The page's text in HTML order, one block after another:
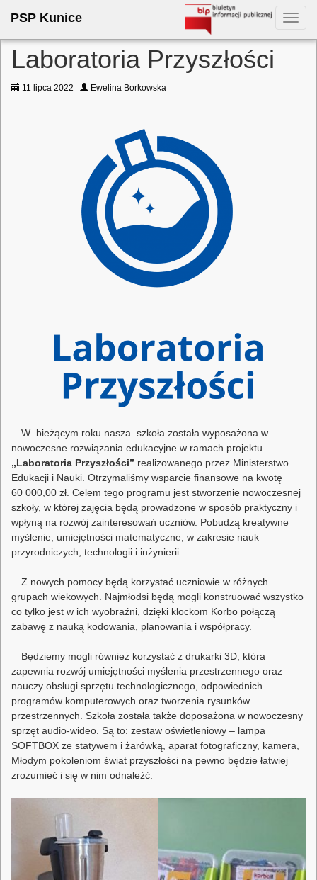
PSP Kunice
Laboratoria Przyszłości
11 lipca 2022 Ewelina Borkowska
W bieżącym roku nasza szkoła została wyposażona w
nowoczesne rozwiązania edukacyjne w ramach projektu
„Laboratoria Przyszłości” realizowanego przez Ministerstwo
Edukacji i Nauki. Otrzymaliśmy wsparcie finansowe na kwotę
60 000,00 zł. Celem tego programu jest stworzenie nowoczesnej
szkoły, w której zajęcia będą prowadzone w sposób praktyczny i
wpłyną na rozwój zainteresowań uczniów. Pobudzą kreatywne
myślenie, umiejętności matematyczne, w zakresie nauk
przyrodniczych, technologii i inżynierii.
Z nowych pomocy będą korzystać uczniowie w różnych
grupach wiekowych. Najmłodsi będą mogli konstruować wszystko
co tylko jest w ich wyobraźni, dzięki klockom Korbo połączą
zabawę z nauką kodowania, planowania i współpracy.
Będziemy mogli również korzystać z drukarki 3D, która
zapewnia rozwój umiejętności myślenia przestrzennego oraz
nauczy obsługi sprzętu technologicznego, odpowiednich
programów komputerowych oraz tworzenia rysunków
przestrzennych. Szkoła została także doposażona w nowoczesny
sprzęt audio-wideo. Są to: zestaw oświetleniowy – lampa
SOFTBOX ze statywem i żarówką, aparat fotograficzny, kamera,
Młodym pokoleniom świat przyszłości na pewno będzie łatwiej
zrozumieć i się w nim odnaleźć.